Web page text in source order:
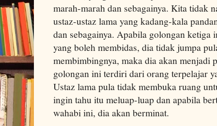
marah-marah dan sebagainya. Kita tidak
ustaz-ustaz lama yang kadang-kala
dan sebagainya. Apabila golongan ketiga
yang boleh membidas, dia tidak jumpa
membimbingnya, maka dia akan menjadi
golongan ini terdiri dari orang terpelajar
Ustaz lama pula tidak membuka ruang
ingin tahu itu meluap-luap dan apabila
wahabi ini, dia akan berminat.